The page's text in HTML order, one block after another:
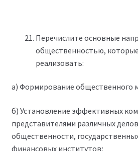
Перечислите основные
общественностью,
реализовать:
а) Формирование общественного
б) Установление эффективных
представителями различных
общественности,
финансовых институтов;